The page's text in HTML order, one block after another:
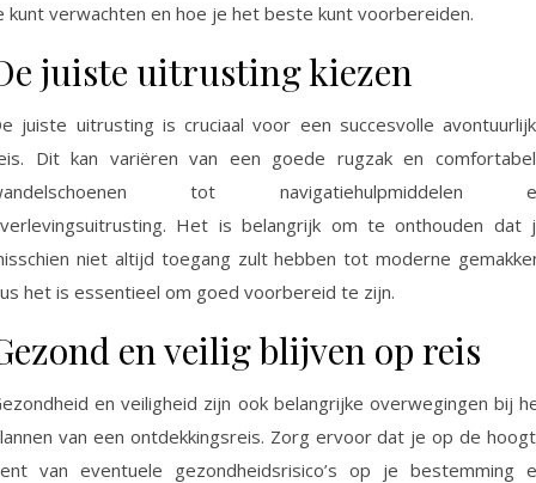
kunt verwachten en hoe je het beste kunt voorbereiden.
juiste uitrusting kiezen
juiste uitrusting is cruciaal voor een succesvolle
Dit kan variëren van een goede rugzak en
tot navigatiehulpmiddelen
Het is belangrijk om te onthouden dat
niet altijd toegang zult hebben tot moderne
het is essentieel om goed voorbereid te zijn.
en veilig blijven op reis
en veiligheid zijn ook belangrijke overwegingen bij
van een ontdekkingsreis. Zorg ervoor dat je op de
van eventuele gezondheidsrisico’s op je bestemming